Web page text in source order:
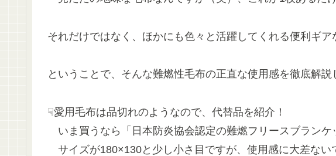
それだけではなく、ほかにも色々と活躍してくれる便利ギア
ということで、そんな難燃性毛布の正直な使用感を徹底解説
☟愛用毛布は品切れのようなので、代替品を紹介！
いま買うなら「日本防炎協会認定の難燃フリースブランケ
サイズが180×130と少し小さ目ですが、使用感に大差ない